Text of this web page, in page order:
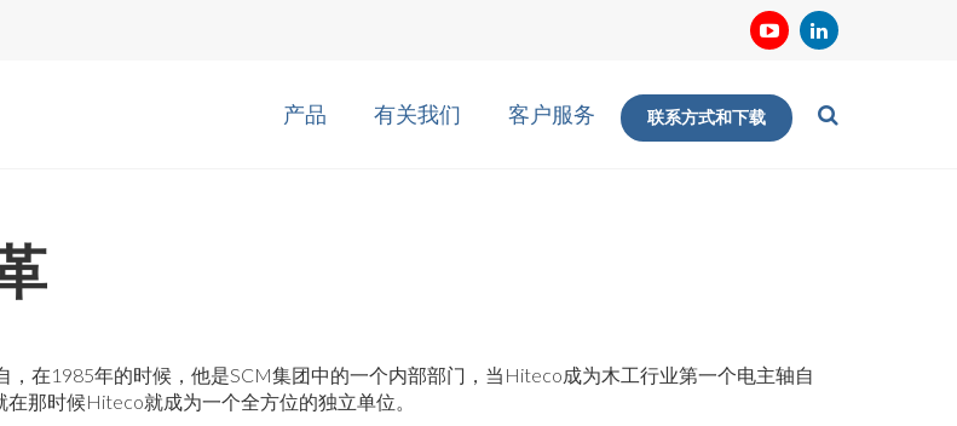
产品 有关我们 客户服务 联系方式和下载
，在1985年的时候，他是SCM集团中的一个内部部门，当Hiteco成为木工行业第一个电主轴自
那时候Hiteco就成为一个全方位的独立单位。